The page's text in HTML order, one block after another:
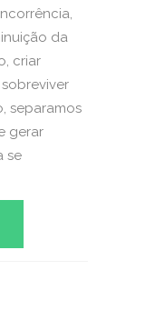
da
criar
separamos
gerar
se